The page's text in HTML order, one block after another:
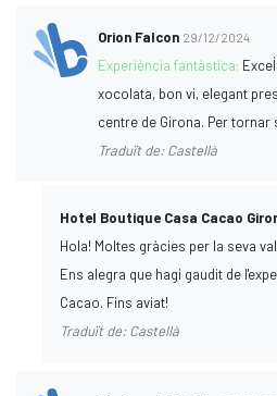
Orion Falcon 29/12/2024
Experiència fantàstica:
xocolata, bon vi, elegant
centre de Girona. Per tornar
Traduït de: Castellà
Hotel Boutique Casa Cacao
Hola! Moltes gràcies per la seva
Ens alegra que hagi gaudit de
Cacao. Fins aviat!
Traduït de: Castellà